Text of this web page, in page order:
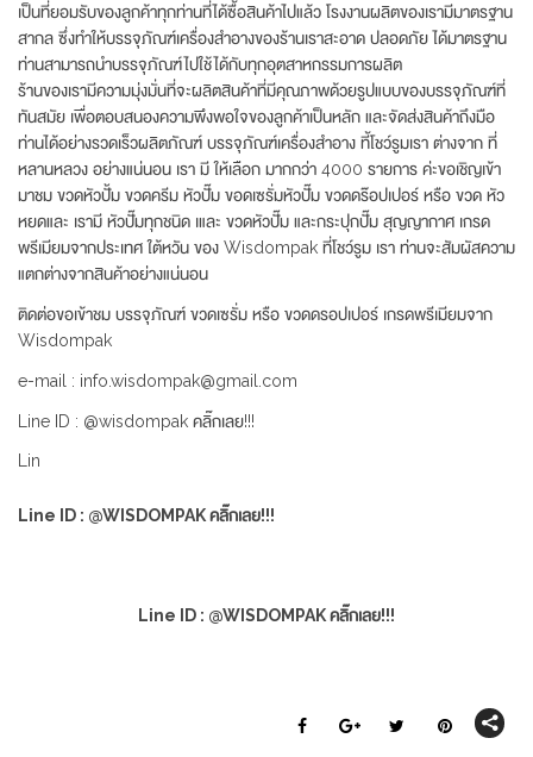
เป็นที่ยอมรับของลูกค้าทุกท่านที่ได้ซื้อสินค้าไปแล้ว โรงงานผลิตของเรามีมาตรฐาน
สากล ซึ่งทำให้บรรจุภัณฑ์เครื่องสำอางของร้านเราสะอาด ปลอดภัย ได้มาตรฐาน
ท่านสามารถนำบรรจุภัณฑ์ไปใช้ได้กับทุกอุตสาหกรรมการผลิต
ร้านของเรามีความมุ่งมั่นที่จะผลิตสินค้าที่มีคุณภาพด้วยรูปแบบของบรรจุภัณฑ์ที่
ทันสมัย เพื่อตอบสนองความพึงพอใจของลูกค้าเป็นหลัก และจัดส่งสินค้าถึงมือ
ท่านได้อย่างรวดเร็วผลิตภัณฑ์ บรรจุภัณฑ์เครื่องสำอาง ที้โชว์รูมเรา ต่างจาก ที่
หลานหลวง อย่างแน่นอน เรา มี ให้เลือก มากกว่า 4000 รายการ ค่ะขอเชิญเข้า
มาชม ขวดหัวปั้ม ขวดครีม หัวปั๊ม ขอดเซรั่มหัวปั๊ม ขวดดร๊อปเปอร์ หรือ ขวด หัว
หยดและ เรามี หัวปั๊มทุกชนิด เและ ขวดหัวปั๊ม และกระปุกปั๊ม สุญญากาศ เกรด
พรีเมียมจากประเทศ ใต้หวัน ของ Wisdompak ที่โชว์รูม เรา ท่านจะสัมผัสความ
แตกต่างจากสินค้าอย่างแน่นอน
ติดต่อขอเข้าชม บรรจุภัณฑ์ ขวดเซรั่ม หรือ ขวดดรอปเปอร์ เกรดพรีเมียมจาก
Wisdompak
e-mail : info.wisdompak@gmail.com
Line ID : @wisdompak คลิ๊กเลย!!!
Lin
Line ID : @WISDOMPAK คลิ๊กเลย!!!
Line ID : @WISDOMPAK คลิ๊กเลย!!!